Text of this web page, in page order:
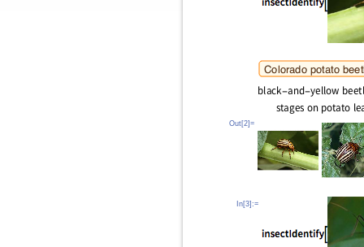
Out[2]=
In[3]:=